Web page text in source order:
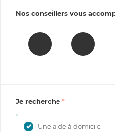
Nos conseillers vous
Je recherche
Une aide à domicile